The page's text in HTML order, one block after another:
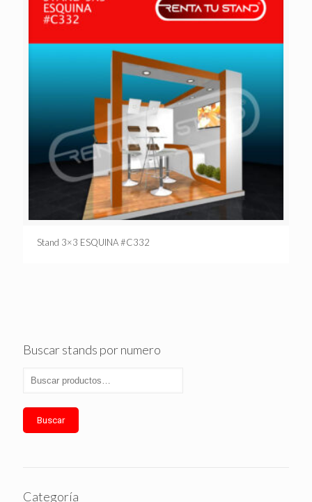
Stand 3×3 ESQUINA #C332
Buscar stands por numero
Buscar
Categoría